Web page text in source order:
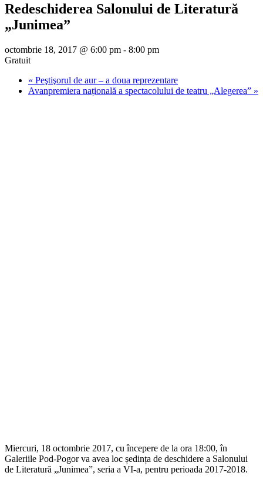
Redeschiderea Salonului de Literatură
„Junimea”
octombrie 18, 2017 @ 6:00 pm - 8:00 pm
Gratuit
« Peştişorul de aur – a doua reprezentare
Avanpremiera națională a spectacolului de teatru „Alegerea” »
Miercuri, 18 octombrie 2017, cu începere de la ora 18:00, în
Galeriile Pod-Pogor va avea loc ședința de deschidere a Salonului
de Literatură „Junimea”, seria a VI-a, pentru perioada 2017-2018.